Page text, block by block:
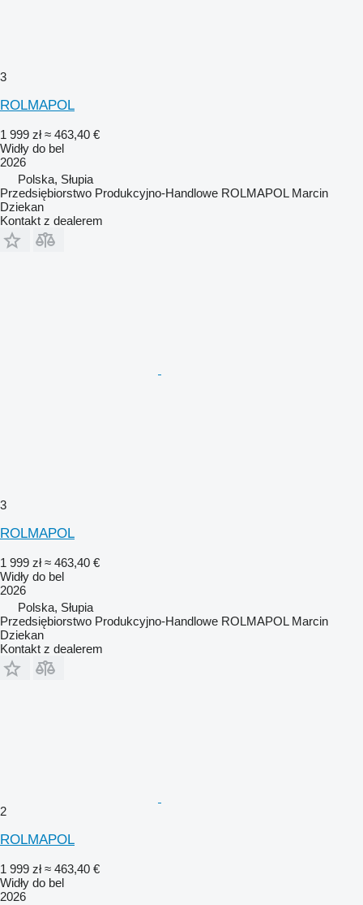
3
ROLMAPOL
1 999 zł ≈ 463,40 €
Widły do bel
2026
Polska, Słupia
Przedsiębiorstwo Produkcyjno-Handlowe ROLMAPOL Marcin
Dziekan
Kontakt z dealerem
3
ROLMAPOL
1 999 zł ≈ 463,40 €
Widły do bel
2026
Polska, Słupia
Przedsiębiorstwo Produkcyjno-Handlowe ROLMAPOL Marcin
Dziekan
Kontakt z dealerem
2
ROLMAPOL
1 999 zł ≈ 463,40 €
Widły do bel
2026